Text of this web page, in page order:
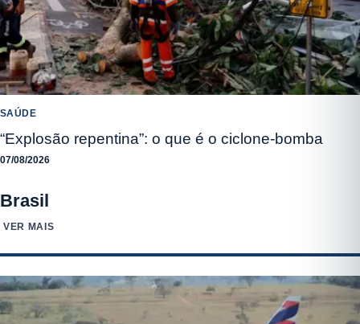
SAÚDE
“Explosão repentina”: o que é o ciclone-bomba
07/08/2026
Brasil
VER MAIS